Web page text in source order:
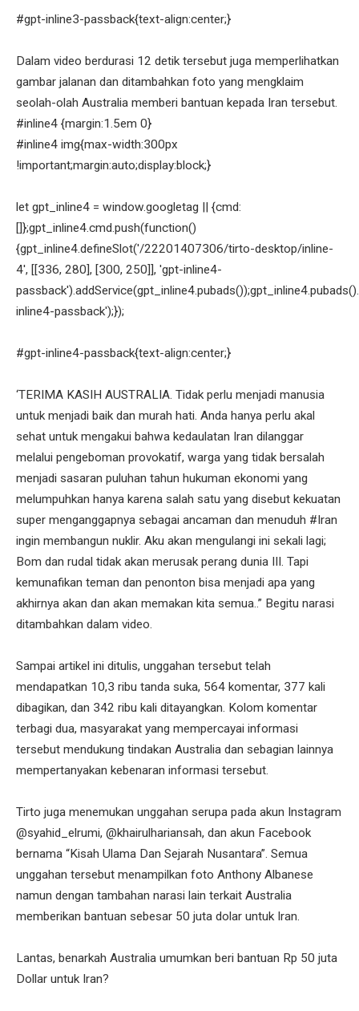
#gpt-inline3-passback{text-align:center;}
Dalam video berdurasi 12 detik tersebut juga memperlihatkan
gambar jalanan dan ditambahkan foto yang mengklaim
seolah-olah Australia memberi bantuan kepada Iran tersebut.
#inline4 {margin:1.5em 0}
#inline4 img{max-width:300px
!important;margin:auto;display:block;}
let gpt_inline4 = window.googletag || {cmd:
[]};gpt_inline4.cmd.push(function()
{gpt_inline4.defineSlot('/22201407306/tirto-desktop/inline-
4', [[336, 280], [300, 250]], 'gpt-inline4-
inline4-passback');});
#gpt-inline4-passback{text-align:center;}
‘TERIMA KASIH AUSTRALIA. Tidak perlu menjadi manusia
untuk menjadi baik dan murah hati. Anda hanya perlu akal
sehat untuk mengakui bahwa kedaulatan Iran dilanggar
melalui pengeboman provokatif, warga yang tidak bersalah
menjadi sasaran puluhan tahun hukuman ekonomi yang
melumpuhkan hanya karena salah satu yang disebut kekuatan
super menganggapnya sebagai ancaman dan menuduh #Iran
ingin membangun nuklir. Aku akan mengulangi ini sekali lagi;
Bom dan rudal tidak akan merusak perang dunia III. Tapi
kemunafikan teman dan penonton bisa menjadi apa yang
akhirnya akan dan akan memakan kita semua..” Begitu narasi
ditambahkan dalam video.
Sampai artikel ini ditulis, unggahan tersebut telah
mendapatkan 10,3 ribu tanda suka, 564 komentar, 377 kali
dibagikan, dan 342 ribu kali ditayangkan. Kolom komentar
terbagi dua, masyarakat yang mempercayai informasi
tersebut mendukung tindakan Australia dan sebagian lainnya
mempertanyakan kebenaran informasi tersebut.
Tirto juga menemukan unggahan serupa pada akun Instagram
@syahid_elrumi, @khairulhariansah, dan akun Facebook
bernama “Kisah Ulama Dan Sejarah Nusantara”. Semua
unggahan tersebut menampilkan foto Anthony Albanese
namun dengan tambahan narasi lain terkait Australia
memberikan bantuan sebesar 50 juta dolar untuk Iran.
Lantas, benarkah Australia umumkan beri bantuan Rp 50 juta
Dollar untuk Iran?